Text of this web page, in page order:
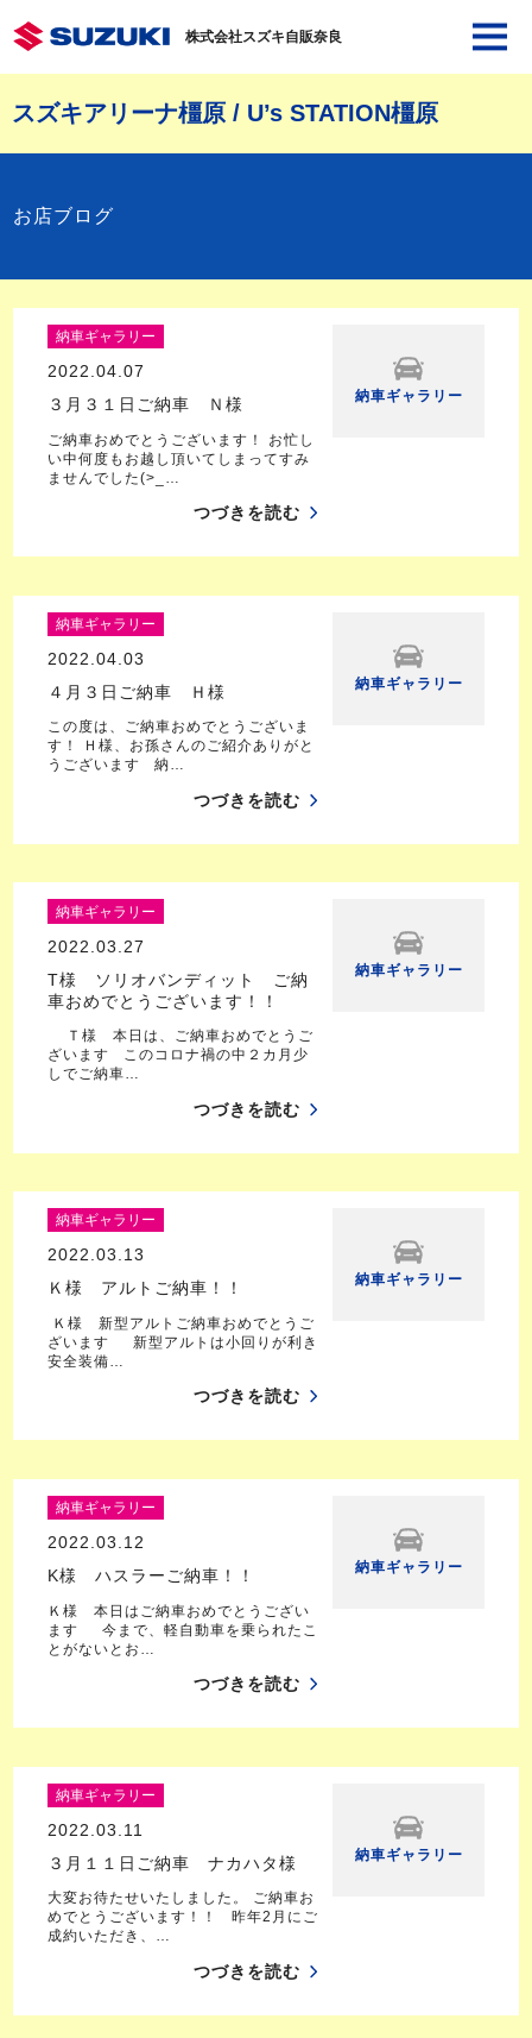
株式会社スズキ自販奈良
スズキアリーナ橿原 / U’s STATION橿原
お店ブログ
納車ギャラリー
2022.04.07
３月３１日ご納車 Ｎ様
ご納車おめでとうございます！ お忙し
い中何度もお越し頂いてしまってすみ
ませんでした(>_…
つづきを読む
納車ギャラリー
納車ギャラリー
2022.04.03
４月３日ご納車 Ｈ様
この度は、ご納車おめでとうございま
す！ Ｈ様、お孫さんのご紹介ありがと
うございます 納…
つづきを読む
納車ギャラリー
納車ギャラリー
2022.03.27
T様 ソリオバンディット ご納
車おめでとうございます！！
Ｔ様 本日は、ご納車おめでとうご
ざいます このコロナ禍の中２カ月少
しでご納車…
つづきを読む
納車ギャラリー
納車ギャラリー
2022.03.13
Ｋ様 アルトご納車！！
Ｋ様 新型アルトご納車おめでとうご
ざいます 新型アルトは小回りが利き
安全装備…
つづきを読む
納車ギャラリー
納車ギャラリー
2022.03.12
K様 ハスラーご納車！！
Ｋ様 本日はご納車おめでとうござい
ます 今まで、軽自動車を乗られたこ
とがないとお…
つづきを読む
納車ギャラリー
納車ギャラリー
2022.03.11
３月１１日ご納車 ナカハタ様
大変お待たせいたしました。 ご納車お
めでとうございます！！ 昨年2月にご
成約いただき、…
つづきを読む
納車ギャラリー